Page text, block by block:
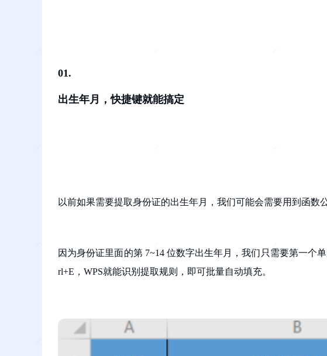
01.
出生年月，快捷键就能搞定
以前如果需要提取身份证的出生年月，我们可能会需要用到函数
因为身份证里面的第 7~14 位数字出生年月，我们只需要第一个
rl+E，WPS就能识别提取规则，即可批量自动填充。